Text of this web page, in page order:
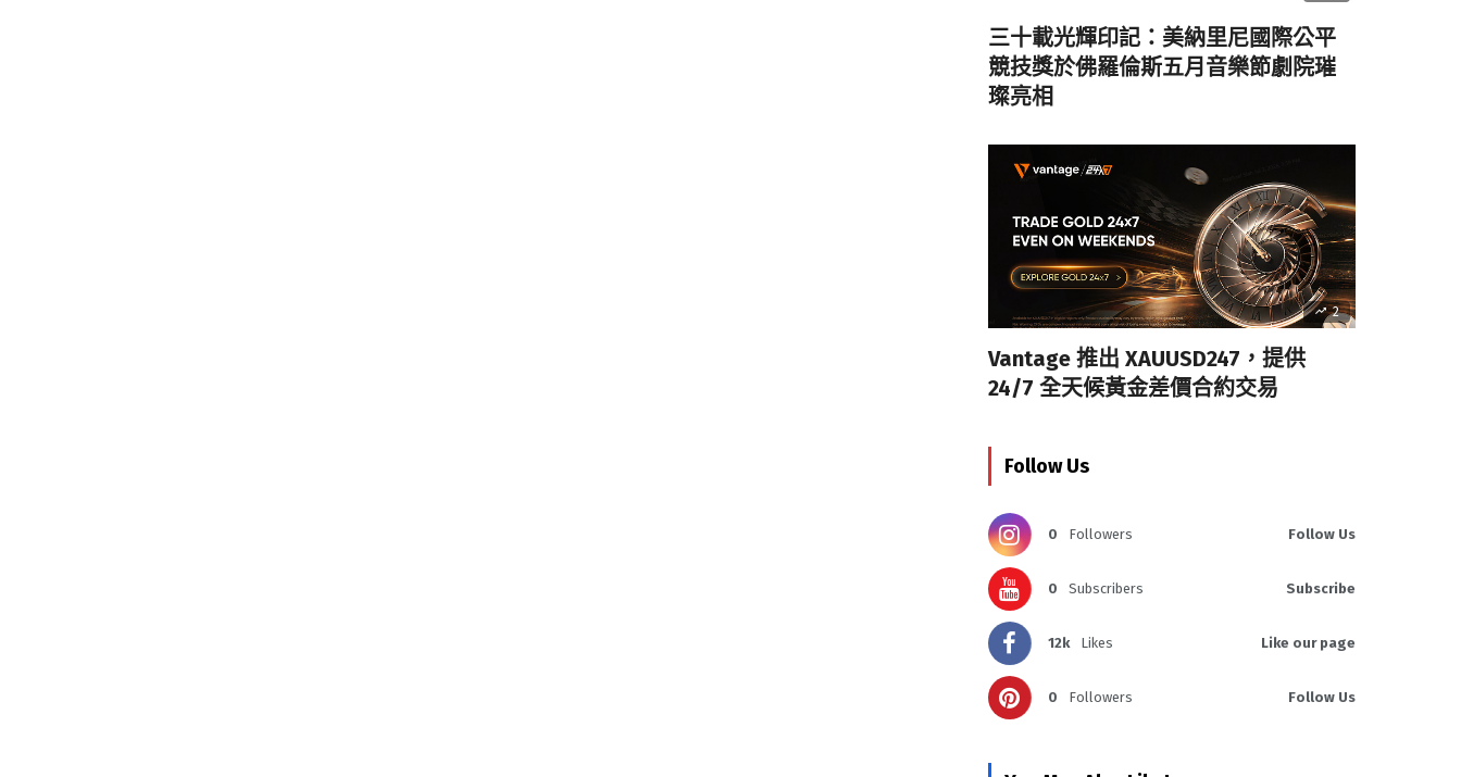
三十載光輝印記：美納里尼國際公平
競技獎於佛羅倫斯五月音樂節劇院璀
璨亮相
2
Vantage 推出 XAUUSD247，提供
24/7 全天候黃金差價合約交易
Follow Us
0 Followers Follow Us
0 Subscribers Subscribe
12k Likes Like our page
0 Followers Follow Us